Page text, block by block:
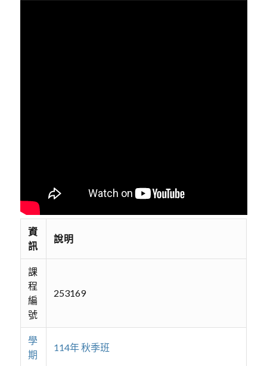
資
訊
說明
課
程
編
號
253169
學
期
114年 秋季班